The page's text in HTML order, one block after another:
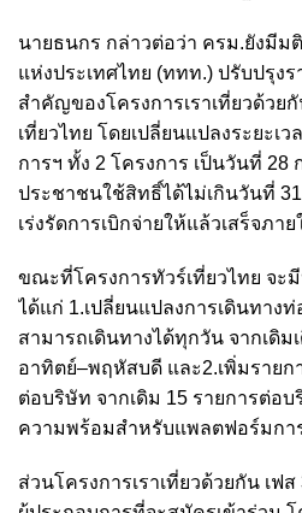
นายธนกร กล่าวต่อว่า ครม.ยังมีม
แห่งประเทศไทย (ททท.) ปรับปรุงร
สำคัญของโครงการเราเที่ยวด้วย
เที่ยวไทย โดยเปลี่ยนแปลงระยะเ
การฯ ทั้ง 2 โครงการ เป็นวันที่ 28
ประชาชนใช้สิทธิ์ได้ไม่เกินวันที่
เร่งรัดการเบิกจ่ายให้แล้วเสร็จภา
ขณะที่โครงการทัวร์เที่ยวไทย จะ
ได้แก่ 1.เปลี่ยนแปลงการเดินทาง
สามารถเดินทางได้ทุกวัน จากเดิม
อาทิตย์–พฤหัสบดี และ2.เพิ่มรายก
ต่อบริษัท จากเดิม 15 รายการต่อ
ความพร้อมสำหรับแพลตฟอร์มกา
ส่วนโครงการเราเที่ยวด้วยกัน เฟ